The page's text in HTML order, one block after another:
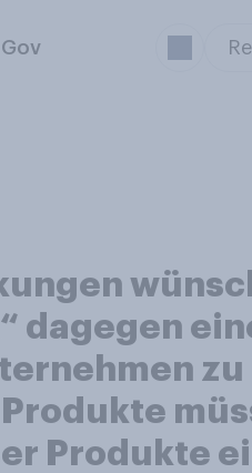
dagegen
Produkte